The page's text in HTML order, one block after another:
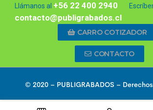
Llámanos al +56 22 400 2940
contacto@publigrabados.cl
CARRO COTIZADOR
CONTACTO
© 2020 – PUBLIGRABADOS –